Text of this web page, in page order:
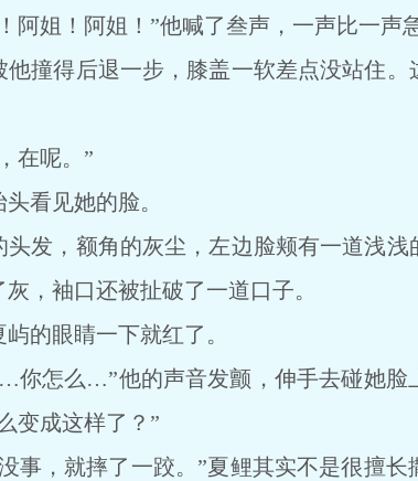
姐！阿姐！”他喊了叁声，一声比一声急
得后退一步，膝盖一软差点没站住。
呢。”
见她的脸。
，额角的灰尘，左边脸颊有一道浅浅
，袖口还被扯破了一道口子。
眼睛一下就红了。
么…”他的声音发颤，伸手去碰她脸
变成这样了？”
，就摔了一跤。”夏鲤其实不是很擅长